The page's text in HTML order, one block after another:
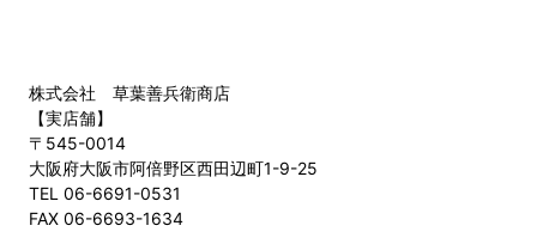
株式会社 草葉善兵衛商店
【実店舗】
〒545-0014
大阪府大阪市阿倍野区西田辺町1-9-25
TEL 06-6691-0531
FAX 06-6693-1634